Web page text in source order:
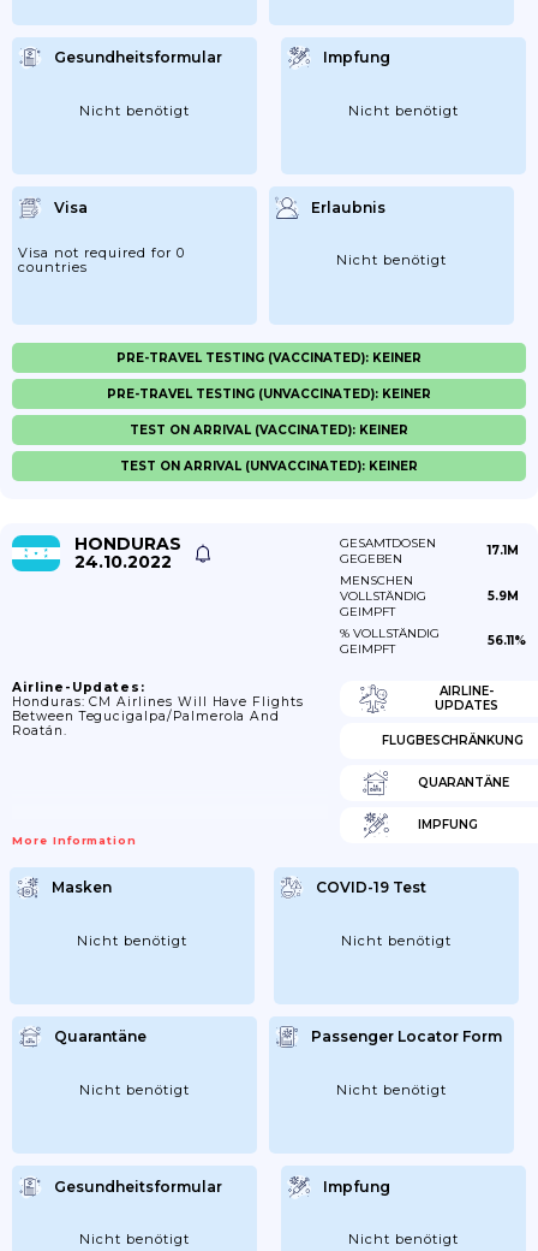
Gesundheitsformular
Nicht benötigt
Impfung
Nicht benötigt
Visa
Visa not required for 0
countries
Erlaubnis
Nicht benötigt
PRE-TRAVEL TESTING (VACCINATED): KEINER
PRE-TRAVEL TESTING (UNVACCINATED): KEINER
TEST ON ARRIVAL (VACCINATED): KEINER
TEST ON ARRIVAL (UNVACCINATED): KEINER
HONDURAS
24.10.2022
GESAMTDOSEN
GEGEBEN
17.1M
MENSCHEN
VOLLSTÄNDIG
GEIMPFT
5.9M
% VOLLSTÄNDIG
GEIMPFT
56.11%
Airline-Updates:
Honduras: CM Airlines Will Have Flights
Between Tegucigalpa/Palmerola And
Roatán.
More Information
AIRLINE-
UPDATES
FLUGBESCHRÄNKUNG
QUARANTÄNE
IMPFUNG
Masken
Nicht benötigt
COVID-19 Test
Nicht benötigt
Quarantäne
Nicht benötigt
Passenger Locator Form
Nicht benötigt
Gesundheitsformular
Nicht benötigt
Impfung
Nicht benötigt